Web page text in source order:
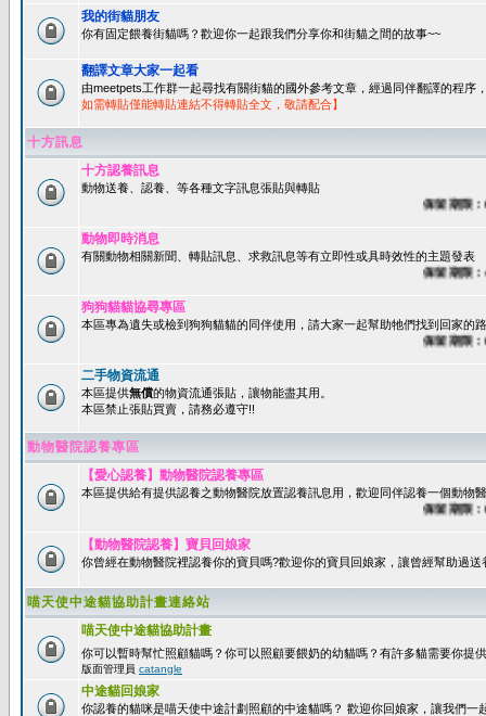
我的街貓朋友
你有固定餵養街貓嗎？歡迎你一起跟我們分享你和街貓之間的故事~~
翻譯文章大家一起看
由meetpets工作群一起尋找有關街貓的國外參考文章，經過同伴翻譯的程序
如需轉貼僅能轉貼連結不得轉貼全文，敬請配合】
十方訊息
十方認養訊息
動物送養、認養、等各種文字訊息張貼與轉貼
保留期限：60天
動物即時消息
有關動物相關新聞、轉貼訊息、求救訊息等有立即性或具時效性的主題發表
保留期限：45天
狗狗貓貓協尋專區
本區專為遺失或檢到狗狗貓貓的同伴使用，請大家一起幫助牠們找到回家的
保留期限：60天
二手物資流通
本區提供無償的物資流通張貼，讓物能盡其用。
本區禁止張貼買賣，請務必遵守!!
動物醫院認養專區
【愛心認養】動物醫院認養專區
本區提供給有提供認養之動物醫院放置認養訊息用，歡迎同伴認養一個動物
保留期限：60天
【動物醫院認養】寶貝回娘家
你曾經在動物醫院裡認養你的寶貝嗎?歡迎你的寶貝回娘家，讓曾經幫助過
喵天使中途貓協助計畫連絡站
喵天使中途貓協助計畫
你可以暫時幫忙照顧貓嗎？你可以照顧要餵奶的幼貓嗎？有許多貓需要你提
版面管理員 catangle
中途貓回娘家
你認養的貓咪是喵天使中途計劃照顧的中途貓嗎？ 歡迎你回娘家，讓我們一